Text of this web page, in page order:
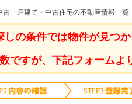
古一戸建て・中古住宅の不動産情報一覧
しの条件では物件が見つか
ですが、下記フォームよ